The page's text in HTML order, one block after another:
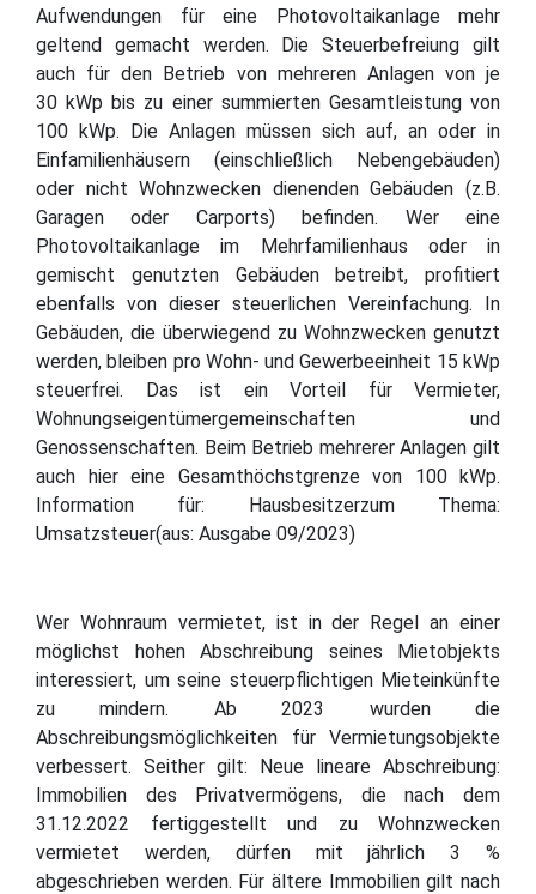
Aufwendungen für eine Photovoltaikanlage mehr
geltend gemacht werden. Die Steuerbefreiung gilt
auch für den Betrieb von mehreren Anlagen von je
30 kWp bis zu einer summierten Gesamtleistung von
100 kWp. Die Anlagen müssen sich auf, an oder in
Einfamilienhäusern (einschließlich Nebengebäuden)
oder nicht Wohnzwecken dienenden Gebäuden (z.B.
Garagen oder Carports) befinden. Wer eine
Photovoltaikanlage im Mehrfamilienhaus oder in
gemischt genutzten Gebäuden betreibt, profitiert
ebenfalls von dieser steuerlichen Vereinfachung. In
Gebäuden, die überwiegend zu Wohnzwecken genutzt
werden, bleiben pro Wohn- und Gewerbeeinheit 15 kWp
steuerfrei. Das ist ein Vorteil für Vermieter,
Wohnungseigentümergemeinschaften und
Genossenschaften. Beim Betrieb mehrerer Anlagen gilt
auch hier eine Gesamthöchstgrenze von 100 kWp.
Information für: Hausbesitzerzum Thema:
Umsatzsteuer(aus: Ausgabe 09/2023)
Wer Wohnraum vermietet, ist in der Regel an einer
möglichst hohen Abschreibung seines Mietobjekts
interessiert, um seine steuerpflichtigen Mieteinkünfte
zu mindern. Ab 2023 wurden die
Abschreibungsmöglichkeiten für Vermietungsobjekte
verbessert. Seither gilt: Neue lineare Abschreibung:
Immobilien des Privatvermögens, die nach dem
31.12.2022 fertiggestellt und zu Wohnzwecken
vermietet werden, dürfen mit jährlich 3 %
abgeschrieben werden. Für ältere Immobilien gilt nach